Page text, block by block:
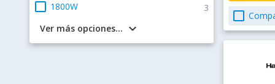
check_box_outline_blank 1800W 3
keyboard_arrow_down
Ver más opciones...
check_box_outline_blank